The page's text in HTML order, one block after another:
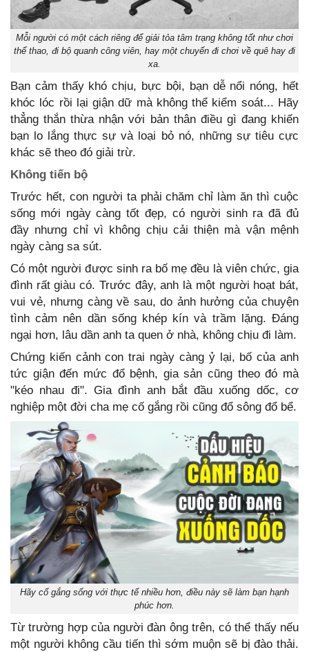
Mỗi người có một cách riêng để giải tỏa tâm trạng không tốt như chơi
thể thao, đi bộ quanh công viên, hay một chuyến đi chơi về quê hay đi
xa.
Bạn cảm thấy khó chịu, bực bội, bạn dễ nổi nóng, hết
khóc lóc rồi lại giận dữ mà không thể kiểm soát... Hãy
thẳng thắn thừa nhận với bản thân điều gì đang khiến
bạn lo lắng thực sự và loại bỏ nó, những sự tiêu cực
khác sẽ theo đó giải trừ.
Không tiến bộ
Trước hết, con người ta phải chăm chỉ làm ăn thì cuộc
sống mới ngày càng tốt đẹp, có người sinh ra đã đủ
đầy nhưng chỉ vì không chịu cải thiện mà vận mệnh
ngày càng sa sút.
Có một người được sinh ra bố mẹ đều là viên chức, gia
đình rất giàu có. Trước đây, anh là một người hoạt bát,
vui vẻ, nhưng càng về sau, do ảnh hưởng của chuyện
tình cảm nên dần sống khép kín và trầm lặng. Đáng
ngại hơn, lâu dần anh ta quen ở nhà, không chịu đi làm.
Chứng kiến cảnh con trai ngày càng ỷ lại, bố của anh
tức giận đến mức đổ bệnh, gia sản cũng theo đó mà
"kéo nhau đi". Gia đình anh bắt đầu xuống dốc, cơ
nghiệp một đời cha mẹ cố gắng rồi cũng đổ sông đổ bể.
Hãy cố gắng sống với thực tế nhiều hơn, điều này sẽ làm bạn hạnh
phúc hơn.
Từ trường hợp của người đàn ông trên, có thể thấy nếu
một người không cầu tiến thì sớm muộn sẽ bị đào thải.